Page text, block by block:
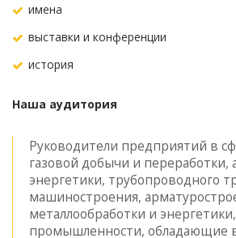
имена
выставки и конференции
история
Наша аудитория
Руководители предприятий в
газовой добычи и переработки,
энергетики, трубопроводного
машиностроения,
металлообработки и
промышленности, обладающие